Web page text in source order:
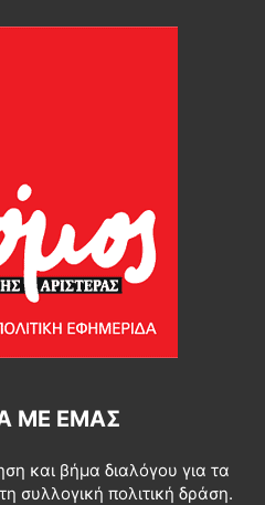
ΜΕ ΕΜΆΣ
και βήμα διαλόγου για τα
συλλογική πολιτική δράση.